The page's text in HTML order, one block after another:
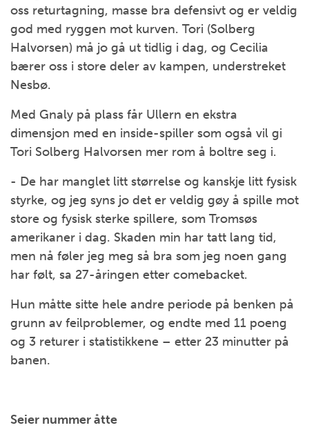
oss returtagning, masse bra defensivt og er veldig
god med ryggen mot kurven. Tori (Solberg
Halvorsen) må jo gå ut tidlig i dag, og Cecilia
bærer oss i store deler av kampen, understreket
Nesbø.
Med Gnaly på plass får Ullern en ekstra
dimensjon med en inside-spiller som også vil gi
Tori Solberg Halvorsen mer rom å boltre seg i.
- De har manglet litt størrelse og kanskje litt fysisk
styrke, og jeg syns jo det er veldig gøy å spille mot
store og fysisk sterke spillere, som Tromsøs
amerikaner i dag. Skaden min har tatt lang tid,
men nå føler jeg meg så bra som jeg noen gang
har følt, sa 27-åringen etter comebacket.
Hun måtte sitte hele andre periode på benken på
grunn av feilproblemer, og endte med 11 poeng
og 3 returer i statistikkene – etter 23 minutter på
banen.
Seier nummer åtte